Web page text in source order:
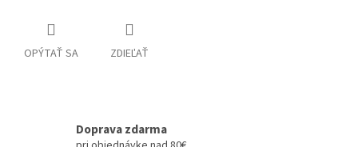
OPÝTAŤ SA ZDIEĽAŤ
Doprava zdarma